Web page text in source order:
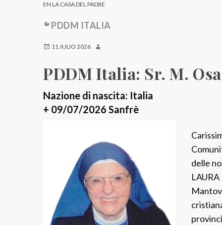
EN LA CASA DEL PADRE
PDDM ITALIA
11 JULIO 2026
PDDM Italia: Sr. M.
Nazione di nascita: Italia
+ 09/07/2026 Sanfrè
delle